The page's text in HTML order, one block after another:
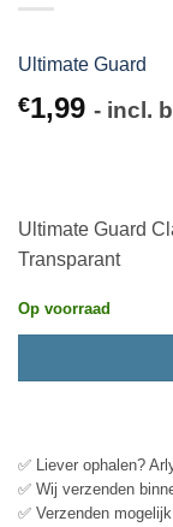
Ultimate Guard
€1,99 - incl.
Ultimate Guard
Transparant
Op voorraad
✅ Liever ophalen?
✅ Wij verzenden
✅ Verzenden